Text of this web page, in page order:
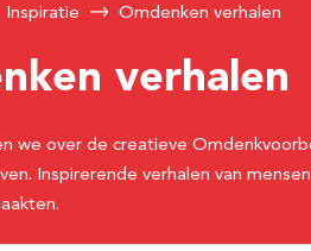
Inspiratie Omdenken verhalen
verhalen
we over de creatieve
Inspirerende verhalen van